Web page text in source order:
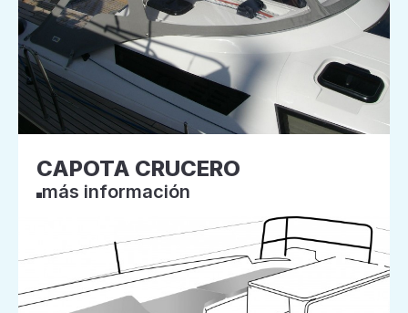
CAPOTA CRUCERO
más información